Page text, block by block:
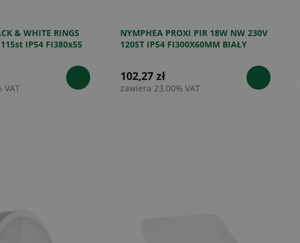
& WHITE RINGS
IP54 FI380x55
VAT
NYMPHEA PROXI PIR 18W NW 230V
120ST IP54 FI300X60MM BIAŁY
102,27 zł
zawiera 23.00% VAT